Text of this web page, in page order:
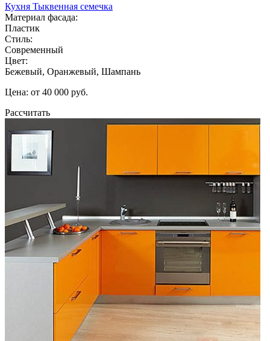
Кухня Тыквенная семечка
Материал фасада:
Пластик
Стиль:
Современный
Цвет:
Бежевый, Оранжевый, Шампань
Цена: от 40 000 руб.
Рассчитать